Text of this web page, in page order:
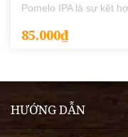
85.000₫
HƯỚNG DẪN